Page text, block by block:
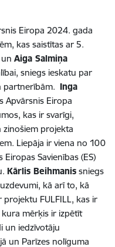
Eiropa 2024. gada
kas saistītas ar 5.
un Aiga Salmiņa
sniegs ieskatu par
partnerībām. Inga
Apvārsnis Eiropa
kas ir svarīgi,
projekta
Liepāja ir viena no 100
Savienības (ES)
Kārlis Beihmanis sniegs
kā arī to, kā
projektu FULFILL, kas ir
mērķis ir izpētīt
un iedzīvotāju
un Parīzes nolīguma